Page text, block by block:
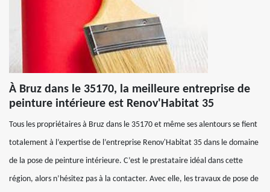
À Bruz dans le 35170, la meilleure entreprise de
peinture intérieure est Renov'Habitat 35
Tous les propriétaires à Bruz dans le 35170 et même ses alentours se fient
totalement à l’expertise de l’entreprise Renov'Habitat 35 dans le domaine
de la pose de peinture intérieure. C’est le prestataire idéal dans cette
région, alors n’hésitez pas à la contacter. Avec elle, les travaux de pose de